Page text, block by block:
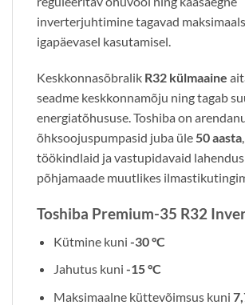
inverterjuhtimine tagavad
igapäevasel kasutamisel.
Keskkonnasõbralik R32 külmaaine
seadme keskkonnamõju ning tagab
energiatõhususe. Toshiba on
õhksoojuspumpasid juba üle50 aasta
töökindlaid ja vastupidavaid
põhjamaade muutlikes
Toshiba Premium-35 R32
Kütmine kuni -30 °C
Jahutus kuni -15 °C
Maksimaalne küttevõimsus kuni